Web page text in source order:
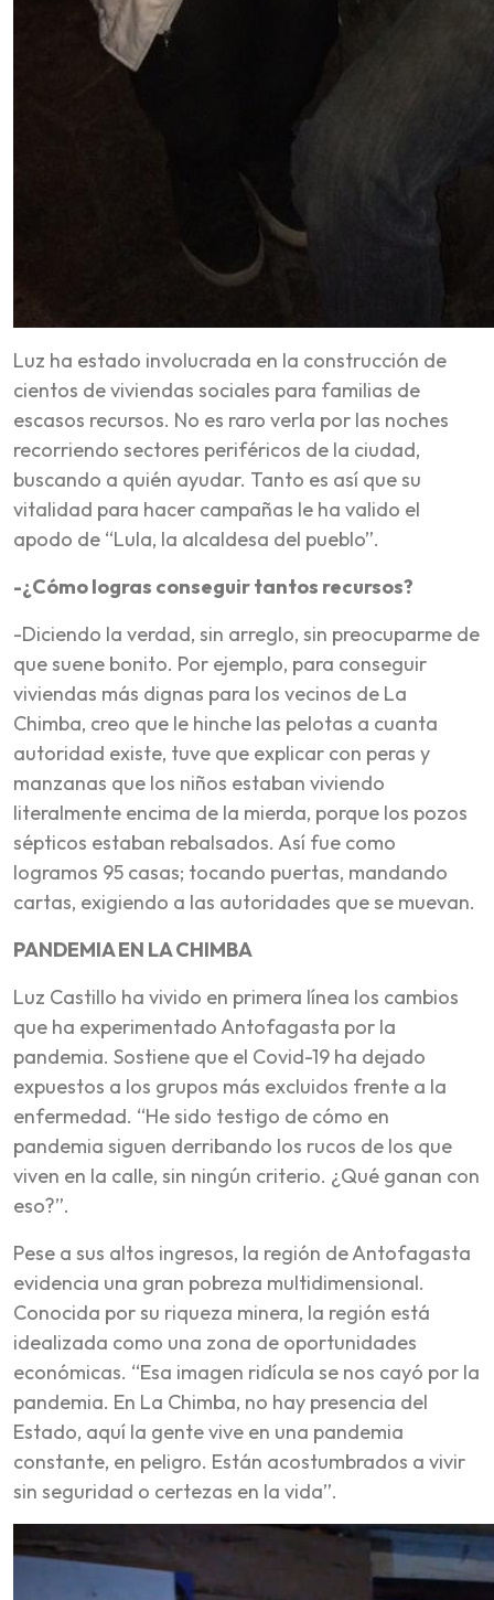
Luz ha estado involucrada en la construcción de
cientos de viviendas sociales para familias de
escasos recursos. No es raro verla por las noches
recorriendo sectores periféricos de la ciudad,
buscando a quién ayudar. Tanto es así que su
vitalidad para hacer campañas le ha valido el
apodo de “Lula, la alcaldesa del pueblo”.
-¿Cómo logras conseguir tantos recursos?
-Diciendo la verdad, sin arreglo, sin preocuparme de
que suene bonito. Por ejemplo, para conseguir
viviendas más dignas para los vecinos de La
Chimba, creo que le hinche las pelotas a cuanta
autoridad existe, tuve que explicar con peras y
manzanas que los niños estaban viviendo
literalmente encima de la mierda, porque los pozos
sépticos estaban rebalsados. Así fue como
logramos 95 casas; tocando puertas, mandando
cartas, exigiendo a las autoridades que se muevan.
PANDEMIA EN LA CHIMBA
Luz Castillo ha vivido en primera línea los cambios
que ha experimentado Antofagasta por la
pandemia. Sostiene que el Covid-19 ha dejado
expuestos a los grupos más excluidos frente a la
enfermedad. “He sido testigo de cómo en
pandemia siguen derribando los rucos de los que
viven en la calle, sin ningún criterio. ¿Qué ganan con
eso?”.
Pese a sus altos ingresos, la región de Antofagasta
evidencia una gran pobreza multidimensional.
Conocida por su riqueza minera, la región está
idealizada como una zona de oportunidades
económicas. “Esa imagen ridícula se nos cayó por la
pandemia. En La Chimba, no hay presencia del
Estado, aquí la gente vive en una pandemia
constante, en peligro. Están acostumbrados a vivir
sin seguridad o certezas en la vida”.